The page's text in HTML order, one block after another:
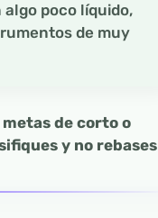
poco líquido,
de muy
de corto o
y no rebases